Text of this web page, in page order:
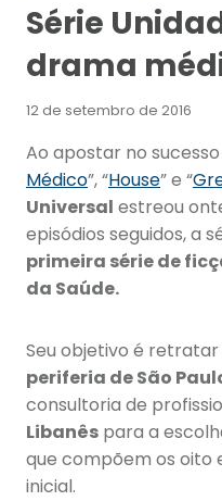
Série
drama
12 de setembro de 2016
Ao apostar no
Médico”, “House” e “
Universal estreou
episódios seguidos, a
primeira série de
da Saúde.
Seu objetivo é retratar
periferia de São
consultoria de
Libanês para a
que compõem os oito
inicial.